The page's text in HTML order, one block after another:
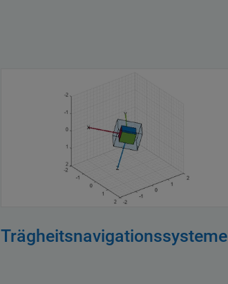
Trägheitsnavigationssysteme